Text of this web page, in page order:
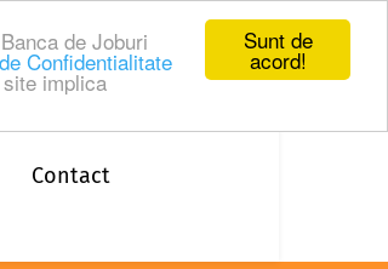
Sunt de
acord!
de Joburi
Confidentialitate
implica
Contact